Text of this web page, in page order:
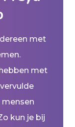
met
met
kun je bij